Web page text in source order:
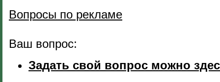
Вопросы по рекламе
Ваш вопрос:
Задать свой вопрос можно